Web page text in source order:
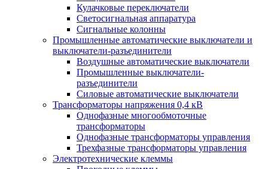
Кулачковые переключатели
Светосигнальная аппаратура
Сигнальные колонны
Промышленные автоматические выключатели и
выключатели-разъединители
Воздушные автоматические выключатели
Промышленные выключатели-
разъединители
Силовые автоматические выключатели
Трансформаторы напряжения 0,4 кВ
Однофазные многообмоточные
трансформаторы
Однофазные трансформаторы управления
Трехфазные трансформаторы управления
Электротехнические клеммы